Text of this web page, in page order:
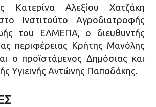
Κατερίνα Αλεξίου Χατζάκη
Ινστιτούτο Αγροδιατροφής
του ΕΛΜΕΠΑ, ο διευθυντής
περιφέρειας Κρήτης Μανόλης
ο προϊστάμενος Δημόσιας και
Υγιεινής Αντώνης Παπαδάκης.